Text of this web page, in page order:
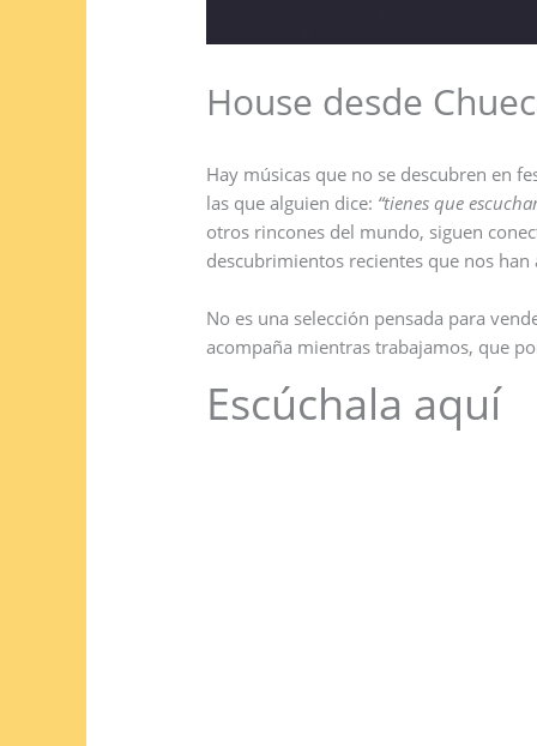
House desde
Hay músicas que no se descubren en
las que alguien dice: “tienes que
otros rincones del mundo, siguen
descubrimientos recientes que nos
No es una selección pensada para
acompaña mientras trabajamos, que
Escúchala aquí